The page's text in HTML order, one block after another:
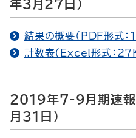
年3月27日）
結果の概要（PDF形式：
計数表（Excel形式：
2019年7-9月期速報
月31日）